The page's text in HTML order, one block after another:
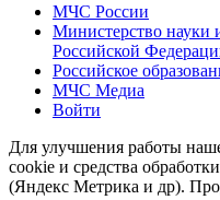
МЧС России
Министерство науки
Российской
Российское
МЧС Медиа
Войти
Для улучшения работы
cookie и средства
(Яндекс Метрика и др).